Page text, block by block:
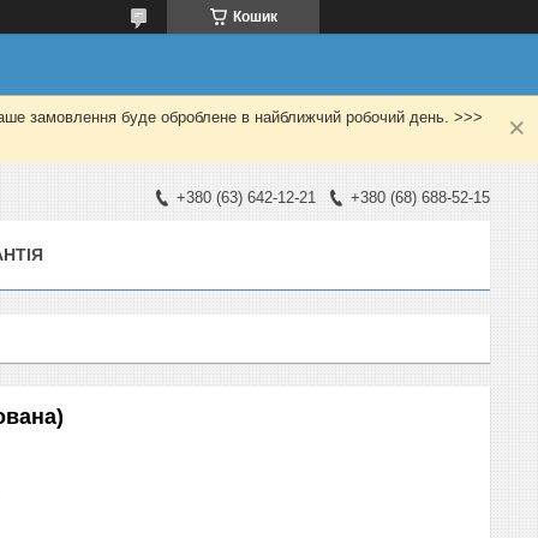
Кошик
замовлення буде оброблене в найближчий робочий день. >>>
+380 (63) 642-12-21 +380 (68) 688-52-15